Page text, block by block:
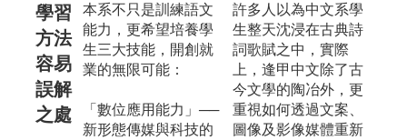
學習
方法
容易
誤解
之處
本系不只是訓練語文
能力，更希望培養學
生三大技能，開創就
業的無限可能：
「數位應用能力」──
新形態傳媒與科技的
許多人以為中文系學
生整天沈浸在古典詩
詞歌賦之中，實際
上，逢甲中文除了古
今文學的陶冶外，更
重視如何透過文案、
圖像及影像媒體重新